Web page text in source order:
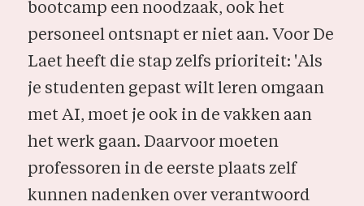
boot­camp een noodzaak, ook het
perso­neel ontsnapt er niet aan. Voor De
Laet heeft die stap zelfs prioriteit: 'Als
je stu­denten gepast wilt leren omgaan
met AI, moet je ook in de vakken aan
het werk gaan. Daarvoor moeten
professoren in de eerste plaats zelf
kunnen nadenken over verantwoord